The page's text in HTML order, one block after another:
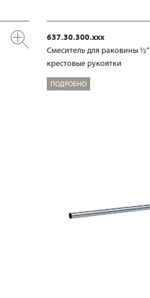
637.30.300.xxx
Смеситель для раковины ½“
крестовые рукоятки
ПОДРОБНО